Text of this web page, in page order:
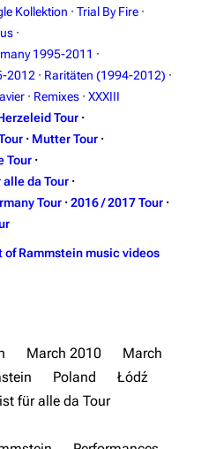
Merchandise
Lindemann
Information
Discography
Videography
Song list
Tour dates
Discography
Videography
Song list
Kollektion · Trial By Fire ·
·
1995-2011 ·
2012 · Raritäten (1994-2012) ·
· Remixes · XXXIII
Tour ·
· Mutter Tour ·
Tour ·
da Tour ·
Tour · 2016 / 2017 Tour ·
of Rammstein music videos
March 2010
March
Poland
Łódź
für alle da Tour